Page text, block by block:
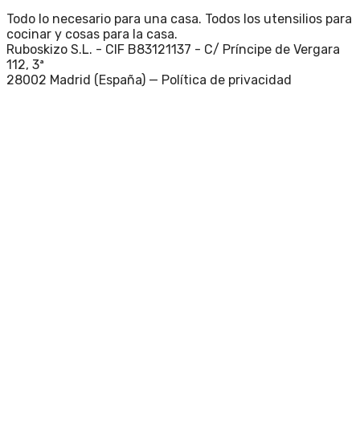
Todo lo necesario para una casa. Todos los utensilios para
cocinar y cosas para la casa.
Ruboskizo S.L. - CIF B83121137 - C/ Príncipe de Vergara
112, 3ª
28002 Madrid (España) — Política de privacidad